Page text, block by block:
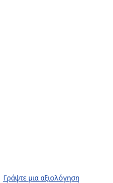
Γράψτε μια αξιολόγηση